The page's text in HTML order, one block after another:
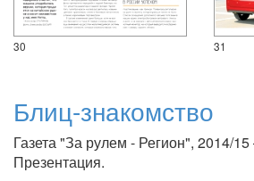
30 31
Блиц-знакомство
Газета "За рулем - Регион", 2014/15
Презентация.